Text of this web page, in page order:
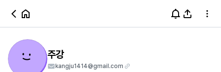
주강
kangju1414@gmail.com